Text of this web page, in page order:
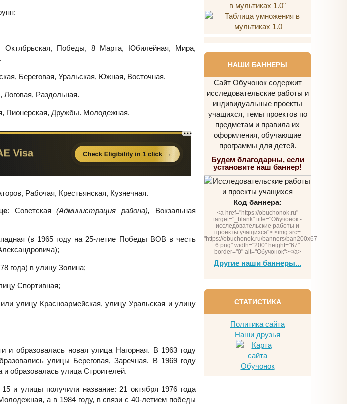
Октябрьская, Победы, 8 Марта, Юбилейная, Мира,
Береговая, Уральская, Южная, Восточная.
Логовая, Раздольная.
Пионерская, Дружбы. Молодежная.
Рабочая, Крестьянская, Кузнечная.
: Советская(Администрация района), Вокзальная
(в 1965 году на 25-летие Победы ВОВ в честь
года) в улицу Золина;
Спортивная;
улицу Красноармейская, улицу Уральская и улицу
и образовалась новая улица Нагорная. В 1963 году
улицы Береговая, Заречная. В 1969 году
образовалась улица Строителей.
и улицы получили название: 21 октября 1976 года
а в 1984 году, в связи с 40-летием победы
в мультиках 1.0"
НАШИ БАННЕРЫ
Сайт Обучонок содержит
исследовательские работы и
индивидуальные проекты
учащихся, темы проектов по
предметам и правила их
оформления, обучающие
программы для детей.
Будем благодарны, если
установите наш баннер!
Код баннера:
<a href="https://obuchonok.ru"
target="_blank" title="Обучонок -
исследовательские работы и
проекты учащихся"> <img src=
"https://obuchonok.ru/banners/ban200x67-
6.png" width="200" height="67"
border="0" alt="Обучонок"></a>
Другие наши баннеры...
СТАТИСТИКА
Политика сайта
Наши друзья